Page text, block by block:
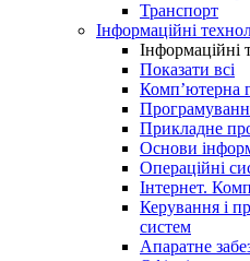
Транспорт
Інформаційні
Інформаційні
Показати всі
Комп’ютерна
Прикладне
Основи
Операційні
Інтернет.
Керування і
систем
Апаратне